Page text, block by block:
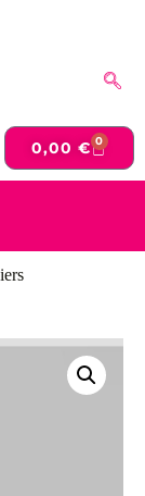
0,00€ 0